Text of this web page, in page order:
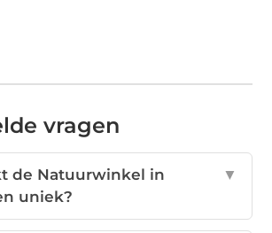
vragen
de Natuurwinkel in
uniek?
▼